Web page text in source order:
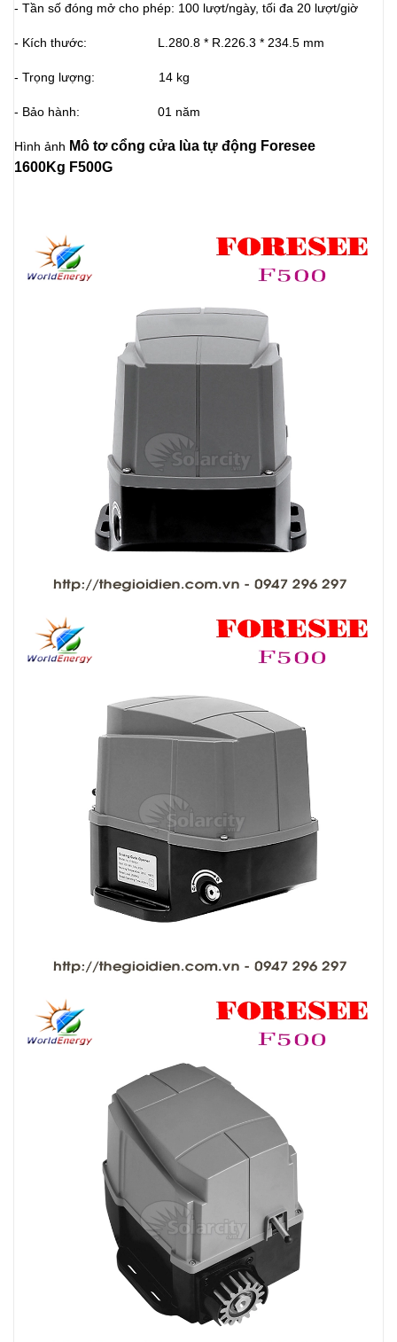
- Tần số đóng mở cho phép: 100 lượt/ngày, tối đa 20 lượt/giờ
- Kích thước: L.280.8 * R.226.3 * 234.5 mm
- Trọng lượng: 14 kg
- Bảo hành: 01 năm
Hình ảnh Mô tơ cổng cửa lùa tự động Foresee
1600Kg F500G